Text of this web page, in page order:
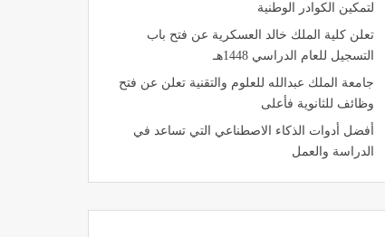
لتمكين الكوادر الوطنية
تعلن كلية الملك خالد العسكرية عن فتح باب
التسجيل للعام الدراسي 1448هـ
جامعة الملك عبدالله للعلوم والتقنية تعلن عن فتح
وظائف للثانوية فأعلى
أفضل أدوات الذكاء الاصطناعي التي تساعد في
الدراسة والعمل